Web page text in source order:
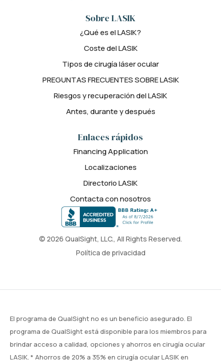
© 2026 QualSight, LLC., All Rights Reserved.
Política de privacidad
Sobre LASIK
¿Qué es el LASIK?
Coste del LASIK
Tipos de cirugía láser ocular
PREGUNTAS FRECUENTES SOBRE LASIK
Riesgos y recuperación del LASIK
Antes, durante y después
Enlaces rápidos
Financing Application
Localizaciones
Directorio LASIK
Contacta con nosotros
El programa de QualSight no es un beneficio asegurado. El
programa de QualSight está disponible para los miembros para
brindar acceso a calidad, opciones y ahorros en cirugía ocular
LASIK. * Ahorros de 20% a 35% en cirugía ocular LASIK en